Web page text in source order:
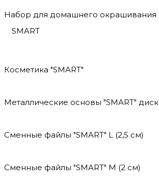
Набор для домашнего окрашивания
SMART
Косметика "SMART"
Металлические основы "SMART" диск
Сменные файлы "SMART" L (2,5 см)
Сменные файлы "SMART" M (2 см)